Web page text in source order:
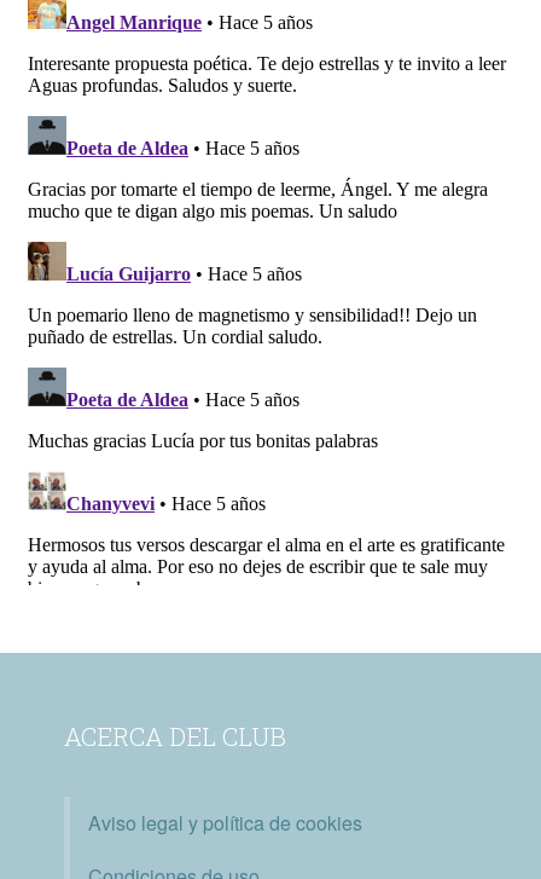
ACERCA DEL CLUB
Aviso legal y política de cookies